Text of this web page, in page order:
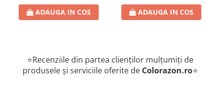
ADAUGA IN COS ADAUGA IN COS
⭐Recenziile din partea clienților mulțumiți de
produsele și serviciile oferite de Colorazon.ro⭐